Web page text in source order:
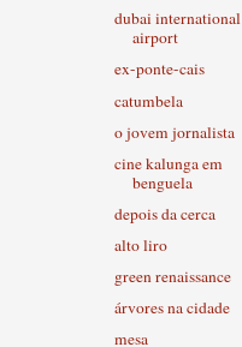
dubai international
airport
ex-ponte-cais
catumbela
o jovem jornalista
cine kalunga em
benguela
depois da cerca
alto liro
green renaissance
árvores na cidade
mesa